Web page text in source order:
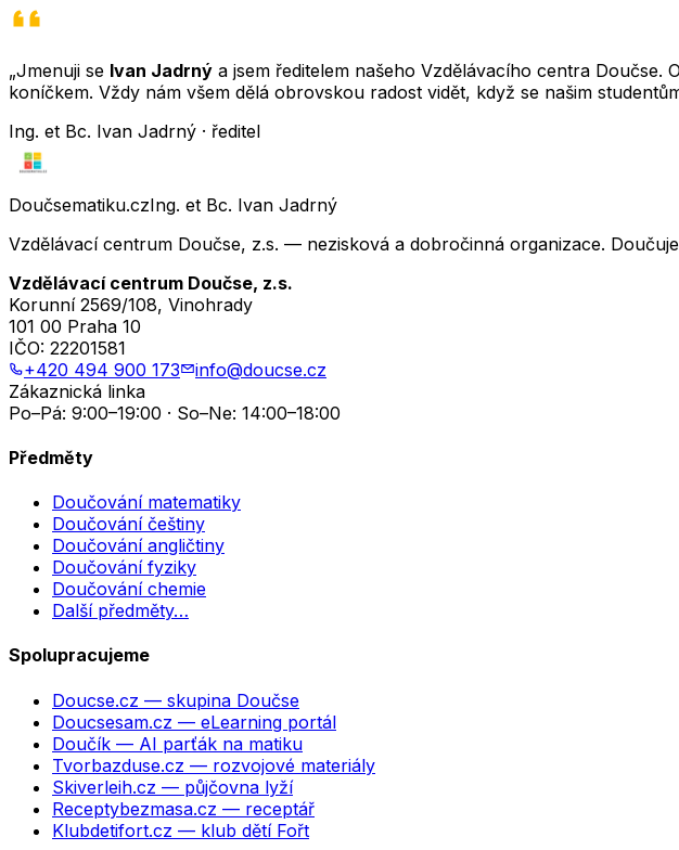
„Jmenuji se Ivan Jadrný a jsem ředitelem našeho Vzdělávacího centra Doučse.
koníčkem. Vždy nám všem dělá obrovskou radost vidět, když se našim
Ing. et Bc. Ivan Jadrný · ředitel
Doučsematiku.czIng. et Bc. Ivan Jadrný
Vzdělávací centrum Doučse, z.s. — nezisková a dobročinná organizace.
Vzdělávací centrum Doučse, z.s.
Korunní 2569/108, Vinohrady
101 00 Praha 10
IČO: 22201581
+420 494 900 173
info@doucse.cz
Zákaznická linka
Po–Pá: 9:00–19:00 · So–Ne: 14:00–18:00
Předměty
Doučování matematiky
Doučování češtiny
Doučování angličtiny
Doučování fyziky
Doučování chemie
Další předměty…
Spolupracujeme
Doucse.cz — skupina Doučse
Doucsesam.cz — eLearning portál
Doučík — AI parťák na matiku
Tvorbazduse.cz — rozvojové materiály
Skiverleih.cz — půjčovna lyží
Receptybezmasa.cz — receptář
Klubdetifort.cz — klub dětí Fořt